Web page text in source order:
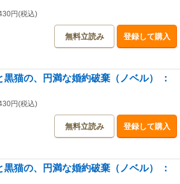
円(税込)
無料立読み 登録して購入
黒猫の、円満な婚約破棄（ノベル） ：
円(税込)
無料立読み 登録して購入
黒猫の、円満な婚約破棄（ノベル） ：